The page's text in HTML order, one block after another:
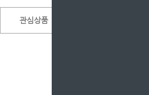
관심상품